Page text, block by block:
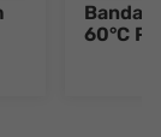
Banda
60°C